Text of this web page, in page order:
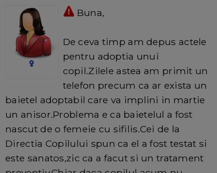
Buna,
De ceva timp am depus actele
pentru adoptia unui
copil.Zilele astea am primit un
telefon precum ca ar exista un
baietel adoptabil care va implini in martie
un anisor.Problema e ca baietelul a fost
nascut de o femeie cu sifilis.Cei de la
Directia Copilului spun ca el a fost testat si
este sanatos,zic ca a facut si un tratament